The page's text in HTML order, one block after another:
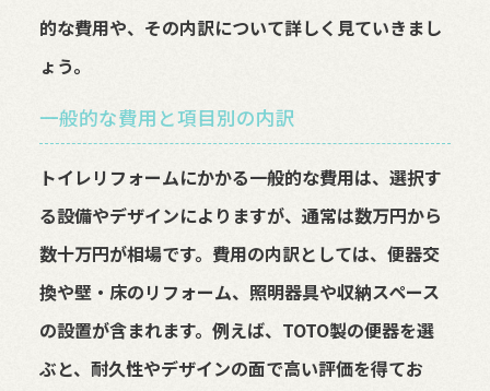
的な費用や、その内訳について詳しく見ていきまし
ょう。
一般的な費用と項目別の内訳
トイレリフォームにかかる一般的な費用は、選択す
る設備やデザインによりますが、通常は数万円から
数十万円が相場です。費用の内訳としては、便器交
換や壁・床のリフォーム、照明器具や収納スペース
の設置が含まれます。例えば、TOTO製の便器を選
ぶと、耐久性やデザインの面で高い評価を得てお